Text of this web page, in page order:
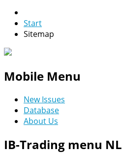
Start
Sitemap
Mobile Menu
New Issues
Database
About Us
IB-Trading menu NL